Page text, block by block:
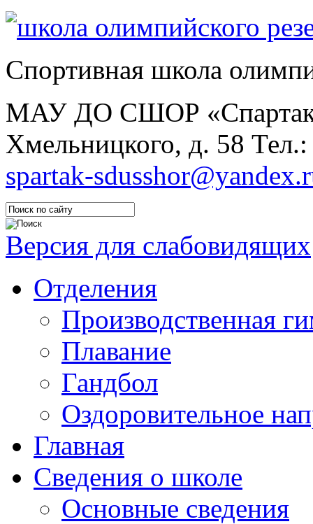
Спортивная школа
МАУ ДО СШОР
Хмельницкого, д. 58
spartak-
Версия для слабовидящих
Отделения
Производственная
Плавание
Гандбол
Оздоровительное
Главная
Сведения о школе
Основные сведения